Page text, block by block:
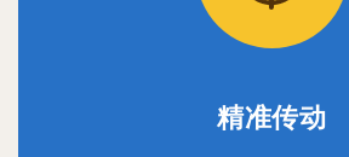
精准传动